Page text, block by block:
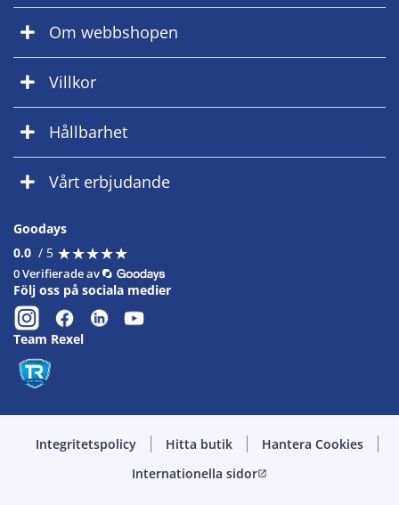
Om webbshopen
Villkor
Hållbarhet
Vårt erbjudande
Goodays
0.0 / 5 ★★★★★
★★★★★
0 Verifierade av
Följ oss på sociala medier
Team Rexel
Integritetspolicy Hitta butik
Hantera Cookies
Internationella sidoropen_in_new